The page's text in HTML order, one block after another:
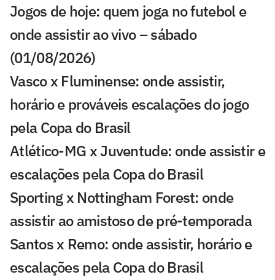
Jogos de hoje: quem joga no futebol e
onde assistir ao vivo – sábado
(01/08/2026)
Vasco x Fluminense: onde assistir,
horário e prováveis escalações do jogo
pela Copa do Brasil
Atlético-MG x Juventude: onde assistir e
escalações pela Copa do Brasil
Sporting x Nottingham Forest: onde
assistir ao amistoso de pré-temporada
Santos x Remo: onde assistir, horário e
escalações pela Copa do Brasil